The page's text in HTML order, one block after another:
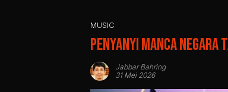
MUSIC
Penyanyi Manca Negara
Jabbar Bahring
31 Mei 2026